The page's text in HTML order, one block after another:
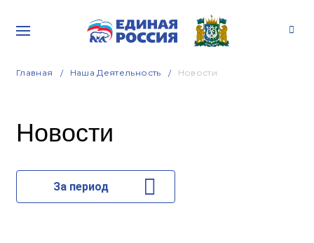
Главная Наша Деятельность Новости
Новости
За период